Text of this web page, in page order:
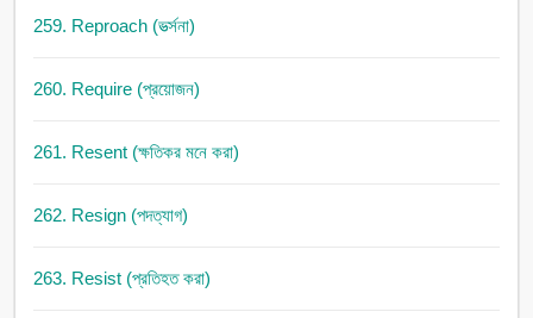
259. Reproach (ভর্ত্সনা)
260. Require (প্রয়োজন)
261. Resent (ক্ষতিকর মনে করা)
262. Resign (পদত্যাগ)
263. Resist (প্রতিহত করা)